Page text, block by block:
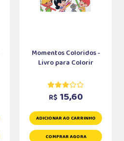
Momentos Coloridos -
Livro para Colorir
R$ 15,60
ADICIONAR AO CARRINHO
COMPRAR AGORA